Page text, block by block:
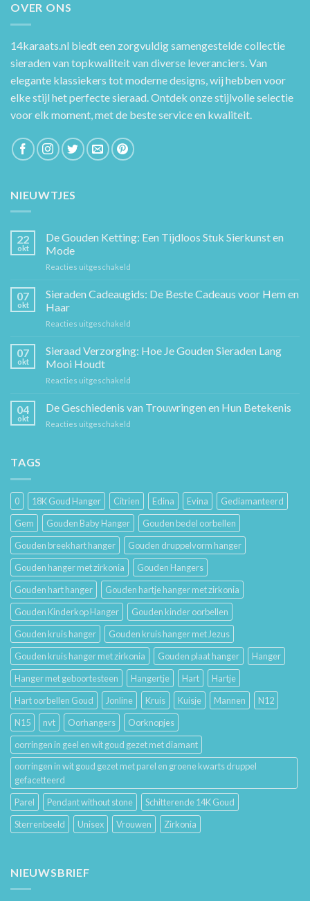
OVER ONS
14karaats.nl biedt een zorgvuldig samengestelde collectie
sieraden van topkwaliteit van diverse leveranciers. Van
elegante klassiekers tot moderne designs, wij hebben voor
elke stijl het perfecte sieraad. Ontdek onze stijlvolle selectie
voor elk moment, met de beste service en kwaliteit.
NIEUWTJES
22
okt
De Gouden Ketting: Een Tijdloos Stuk Sierkunst en
Mode
Reacties uitgeschakeld
Gouden
Sierkunst
07
okt
Sieraden Cadeaugids: De Beste Cadeaus voor Hem en
Haar
Reacties uitgeschakeld
Cadeaugids:
De
Hem
07
okt
Sieraad Verzorging: Hoe Je Gouden Sieraden Lang
Mooi Houdt
Reacties uitgeschakeld
Verzorging:
04
okt
De Geschiedenis van Trouwringen en Hun Betekenis
Reacties uitgeschakeld
Hun
Betekenis
TAGS
0 18K Goud Hanger Citrien Edina Evina
Gediamanteerd
Gem
Gouden Baby Hanger
Gouden bedel oorbellen
Gouden breekhart hanger
Gouden druppelvorm hanger
Gouden hanger met zirkonia
Gouden Hangers
Gouden hart hanger
Gouden hartje hanger met zirkonia
Gouden Kinderkop Hanger
Gouden kinder oorbellen
Gouden kruis hanger
Gouden kruis hanger met Jezus
Gouden kruis hanger met zirkonia
Gouden plaat hanger
Hanger
Hanger met geboortesteen
Hangertje Hart
Hartje
Hart oorbellen Goud
Jonline Kruis Kuisje Mannen
N12
N15
nvt Oorhangers
Oorknopjes
oorringen in geel en wit goud gezet met diamant
oorringen in wit goud gezet met parel en groene kwarts druppel
gefacetteerd
Parel
Pendant without stone
Schitterende 14K Goud
Sterrenbeeld
Unisex Vrouwen Zirkonia
NIEUWSBRIEF